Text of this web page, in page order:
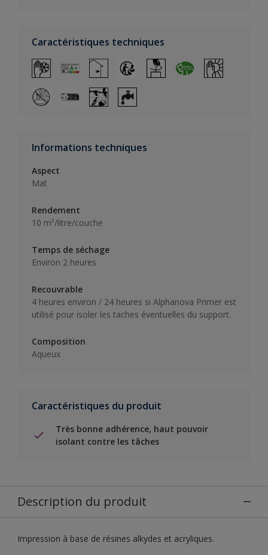
Caractéristiques techniques
Informations techniques
Aspect
Mat
Rendement
10 m²/litre/couche
Temps de séchage
Environ 2 heures
Recouvrable
4 heures environ / 24 heures si Alphanova Primer est
utilisé pour isoler les taches éventuelles du support.
Composition
Aqueux
Caractéristiques du produit
Très bonne adhérence, haut pouvoir
isolant contre les tâches
Description du produit
Impression à base de résines alkydes et acryliques.